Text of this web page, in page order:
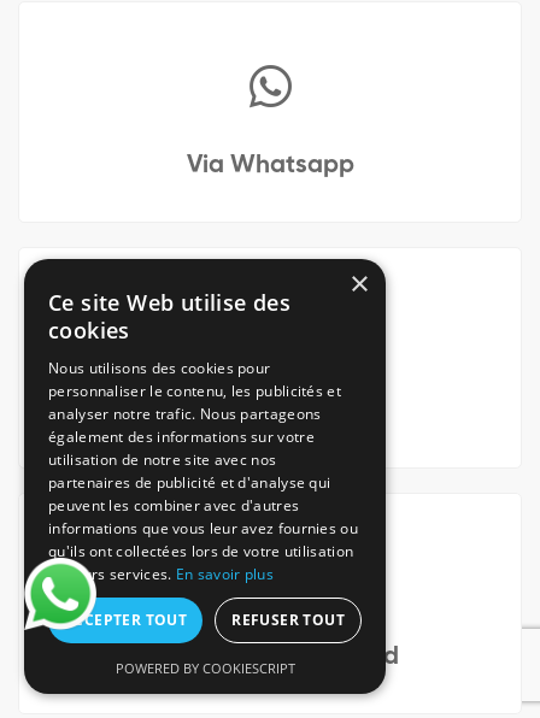
Via Whatsapp
Via notre App iOS
Via notre App Android
×
Ce site Web utilise des
cookies
Nous utilisons des cookies pour
personnaliser le contenu, les publicités et
analyser notre trafic. Nous partageons
également des informations sur votre
utilisation de notre site avec nos
partenaires de publicité et d'analyse qui
peuvent les combiner avec d'autres
informations que vous leur avez fournies ou
qu'ils ont collectées lors de votre utilisation
de leurs services. En savoir plus
ACCEPTER TOUT REFUSER TOUT
POWERED BY COOKIESCRIPT